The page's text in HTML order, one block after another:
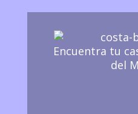
Encuentra tu
del